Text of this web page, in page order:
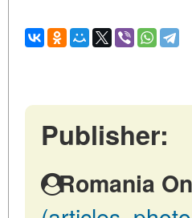
Publisher:
Romania